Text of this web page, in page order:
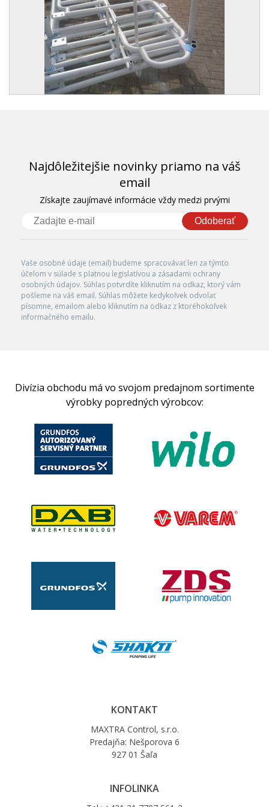
Najdôležitejšie novinky priamo na váš
email
Získajte zaujímavé informácie vždy medzi prvými
Odoberať
Vaše osobné údaje (email) budeme spracovávať len za týmto
účelom v súlade s platnou legislatívou a zásadami ochrany
osobných údajov. Súhlas potvrdíte kliknutím na odkaz, ktorý vám
pošleme na váš email. Súhlas môžete kedykoľvek odvolať
písomne, emailom alebo kliknutím na odkaz z ktoréhokoľvek
informačného emailu.
Divízia obchodu má vo svojom predajnom sortimente
výrobky popredných výrobcov:
KONTAKT
MAXTRA Control, s.r.o.
Predajňa: Nešporova 6
927 01 Šaľa
INFOLINKA